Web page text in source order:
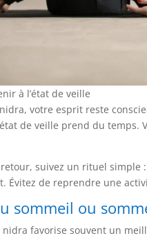
à l’état de veille
votre esprit reste
de veille prend du temps.
suivez un rituel simple
Évitez de reprendre une
sommeil ou
nidra favorise souvent un